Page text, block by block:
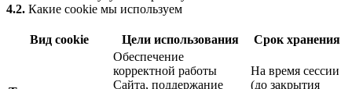
4.2. Какие cookie мы используем
Вид cookie Цели использования Срок хранения
Обеспечение
корректной работы
Сайта, поддержание
На время сессии
(до закрытия